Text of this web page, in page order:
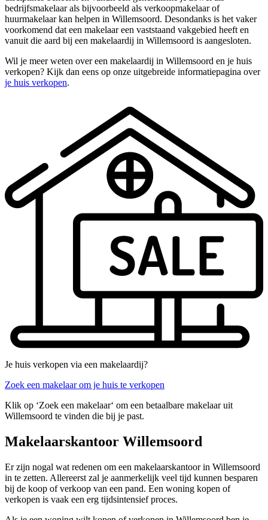
bedrijfsmakelaar als bijvoorbeeld als verkoopmakelaar of
huurmakelaar kan helpen in Willemsoord. Desondanks is het vaker
voorkomend dat een makelaar een vaststaand vakgebied heeft en
vanuit die aard bij een makelaardij in Willemsoord is aangesloten.
Wil je meer weten over een makelaardij in Willemsoord en je huis
verkopen? Kijk dan eens op onze uitgebreide informatiepagina over
je huis verkopen.
Je huis verkopen via een makelaardij?
Zoek een makelaar om je huis te verkopen
Klik op ‘Zoek een makelaar‘ om een betaalbare makelaar uit
Willemsoord te vinden die bij je past.
Makelaarskantoor Willemsoord
Er zijn nogal wat redenen om een makelaarskantoor in Willemsoord
in te zetten. Allereerst zal je aanmerkelijk veel tijd kunnen besparen
bij de koop of verkoop van een pand. Een woning kopen of
verkopen is vaak een erg tijdsintensief proces.